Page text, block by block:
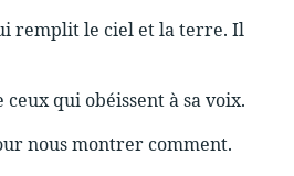
remplit le ciel et la terre. Il
qui obéissent à sa voix.
nous montrer comment.